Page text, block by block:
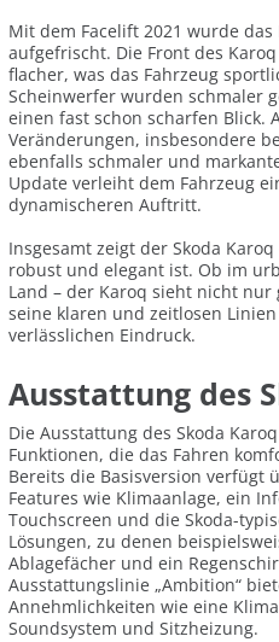
Mit dem Facelift 2021 wurde
aufgefrischt. Die Front des
flacher, was das Fahrzeug
Scheinwerfer wurden schmaler
einen fast schon scharfen Blick.
Veränderungen, insbesondere
ebenfalls schmaler und
Update verleiht dem Fahrzeug
dynamischeren Auftritt.
Insgesamt zeigt der Skoda
robust und elegant ist. Ob im
Land – der Karoq sieht nicht
seine klaren und zeitlosen
verlässlichen Eindruck.
Ausstattung des
Die Ausstattung des Skoda
Funktionen, die das Fahren
Bereits die Basisversion verfügt
Features wie Klimaanlage, ein
Touchscreen und die Skoda-
Lösungen, zu denen
Ablagefächer und ein
Ausstattungslinie „Ambition“
Annehmlichkeiten wie eine
Soundsystem und Sitzheizung.